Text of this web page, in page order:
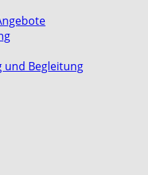
und Begleitung